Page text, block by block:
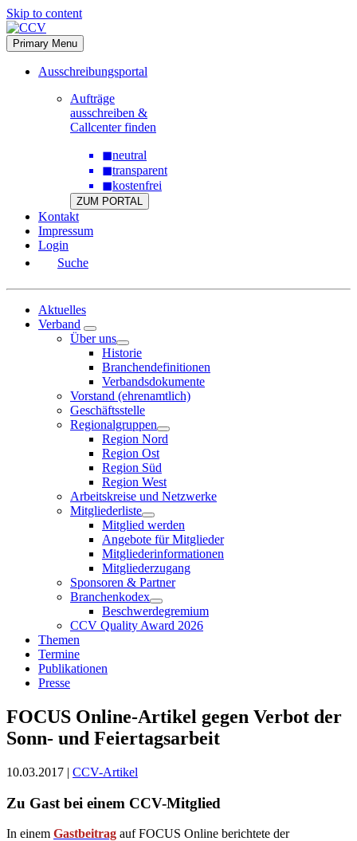
Skip to content
Primary Menu
Ausschreibungsportal
Aufträge
ausschreiben &
Callcenter finden
◼neutral
◼transparent
◼kostenfrei
ZUM PORTAL
Kontakt
Impressum
Login
Suche
Aktuelles
Verband
Über uns
Historie
Branchendefinitionen
Verbandsdokumente
Vorstand (ehrenamtlich)
Geschäftsstelle
Regionalgruppen
Region Nord
Region Ost
Region Süd
Region West
Arbeitskreise und Netzwerke
Mitgliederliste
Mitglied werden
Angebote für Mitglieder
Mitgliederinformationen
Mitgliederzugang
Sponsoren & Partner
Branchenkodex
Beschwerdegremium
CCV Quality Award 2026
Themen
Termine
Publikationen
Presse
FOCUS Online-Artikel gegen Verbot der
Sonn- und Feiertagsarbeit
10.03.2017 | CCV-Artikel
Zu Gast bei einem CCV-Mitglied
In einem Gastbeitrag auf FOCUS Online berichtete der